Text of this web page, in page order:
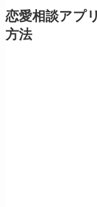
恋愛相談アプ
方法